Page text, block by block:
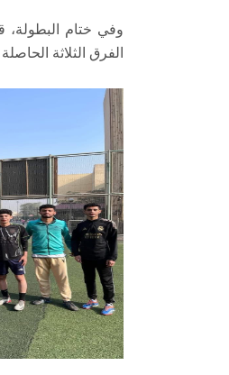
وفي ختام البطولة،
الفرق الثلاثة